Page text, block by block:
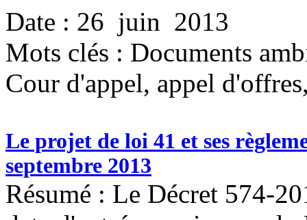
Date : 26 juin 2013
Mots clés : Documents
Cour d'appel, appel
Le projet de loi 41 et ses
septembre 2013
Résumé : Le Décret 574-